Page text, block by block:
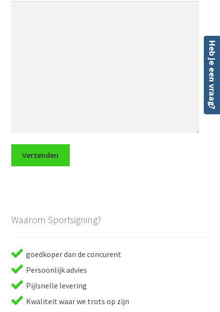
Waarom Sportsigning?
goedkoper dan de concurent
Persoonlijk advies
Pijlsnelle levering
Kwaliteit waar we trots op zijn
Heb je een vraag?